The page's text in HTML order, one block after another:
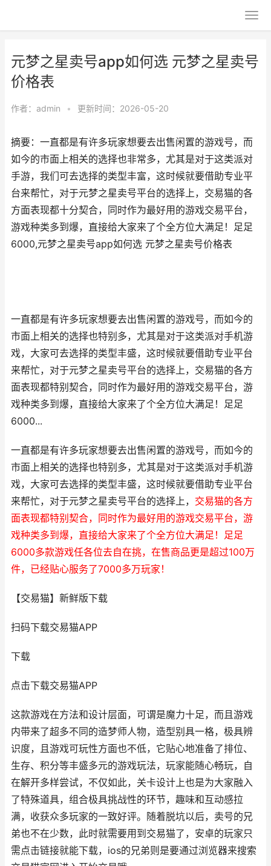
元梦之星卖号app如何选 元梦之星卖号
价格表
作者： admin • 更新时间：2026-05-20
摘要：一直都是有许多玩家想要去出售闲置的游戏号，而
如今的市面上相关的选择也非常多，尤其是对于这类派对
手游，我们可去选择的类型丰富，这时候就要借助专业平
台来帮忙，对于元梦之星卖号平台的选择上，交易猫的各
方面表现都十分契合，同时作为最好用的游戏交易平台，
游戏种类多到爆，直接给大家来了个全方位大满足！足足
6000,元梦之星卖号app如何选 元梦之星卖号价格表
一直都是有许多玩家想要去出售闲置的游戏号，而如今的
市面上相关的选择也特别多，尤其是对于这类派对手机游
戏，大家可去选择的类型丰盛，这时候就要借助专业平台
来帮忙，对于元梦之星卖号平台的选择上，交易猫的各方
面表现都特别契合，同时作为最好用的游戏交易平台，游
戏种类多到爆，直接给大家来了个全方位大满足！足足
6000...
一直都是有许多玩家想要去出售闲置的游戏号，而如今的
市面上相关的选择也特别多，尤其是对于这类派对手机游
戏，大家可去选择的类型丰盛，这时候就要借助专业平台
来帮忙，对于元梦之星卖号平台的选择上， 交易猫的各方
面表现都特别契合，同时作为最好用的游戏交易平台，游
戏种类多到爆，直接给大家来了个全方位大满足！足足
6000多款游戏任各位去自在挑，在售商品更是超过100万
件，已经贴心服务了7000多万玩家！
【交易猫】新鲜版下载
扫码下载交易猫APP
下载
点击下载交易猫APP
这款游戏在方法和设计层面，可谓是魔力十足，而且游戏
内带来了超多不同的造梦师人物，造型别具一格，极具辨
识度，且游戏可玩性方面也不低，它贴心地准备了排位、
生存、积分等丰盛多元的游戏玩法，玩家能随心畅玩，自
在解开多样尝试，不仅如此，关卡设计上也是为大家融入
了特殊道具，组合极具挑战性的环节，趣味和互动感拉
满，收获众多玩家的一致好评。随着脱坑以后，卖号的兄
弟也不在少数，此时就需要用到交易猫了，安卓的玩家只
需点击链接就能下载，ios的兄弟则是要通过浏览器来搜索